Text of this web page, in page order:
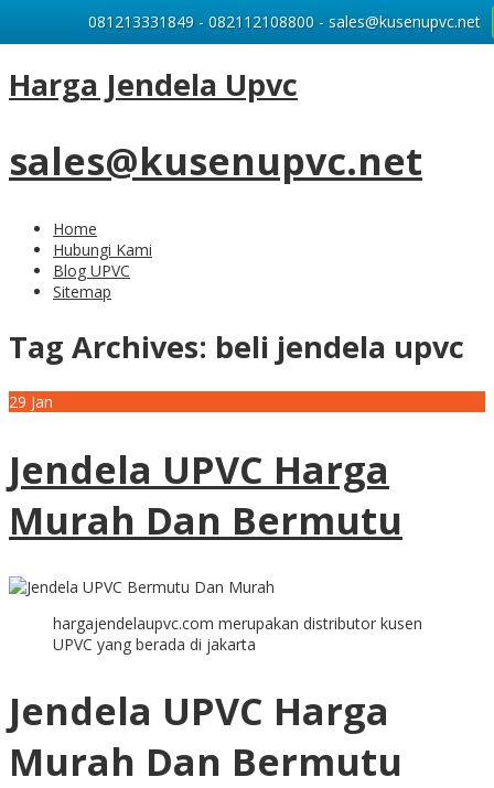
Harga Jendela Upvc
sales@kusenupvc.net
Home
Hubungi Kami
Blog UPVC
Sitemap
Tag Archives: beli jendela upvc
29 Jan
Jendela UPVC Harga
Murah Dan Bermutu
hargajendelaupvc.com merupakan distributor kusen
UPVC yang berada di jakarta
Jendela UPVC Harga
Murah Dan Bermutu
081213331849 - 082112108800 - sales@kusenupvc.net